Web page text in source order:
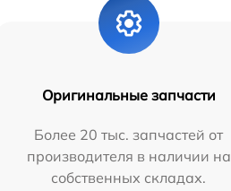
Оригинальные запчасти
Более 20 тыс. запчастей от
производителя в наличии на
собственных складах.